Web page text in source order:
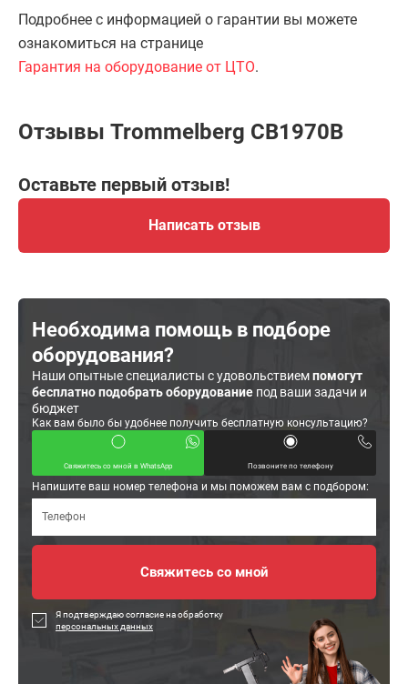
Подробнее с информацией о гарантии вы можете
ознакомиться на странице
Гарантия на оборудование от ЦТО.
Отзывы Trommelberg CB1970B
Оставьте первый отзыв!
Написать отзыв
Необходима помощь в подборе
оборудования?
Наши опытные специалисты с удовольствиемпомогут
бесплатно подобрать оборудование под ваши задачи и
бюджет
Как вам было бы удобнее получить бесплатную консультацию?
Свяжитесь со мной в WhatsApp Позвоните по телефону
Напишите ваш номер телефона и мы поможем вам с подбором:
Я подтверждаю согласие на обработку
персональных данных